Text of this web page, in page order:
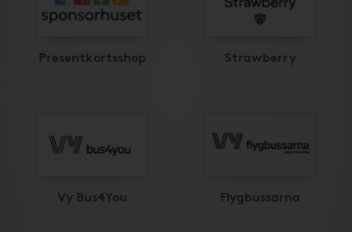
Presentkortsshop Strawberry
Vy Bus4You Flygbussarna